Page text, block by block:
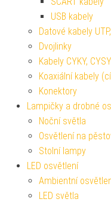
USB kabely
Datové kabely
Dvojlinky
Kabely CYKY, CYSY
Koaxiální kabely
Konektory
Lampičky a drobné
Noční světla
Osvětlení na
Stolní lampy
LED osvětlení
Ambientní
LED světla